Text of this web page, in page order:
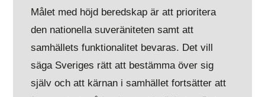
Målet med höjd beredskap är att prioritera
den nationella suveräniteten samt att
samhällets funktionalitet bevaras. Det vill
säga Sveriges rätt att bestämma över sig
själv och att kärnan i samhället fortsätter att